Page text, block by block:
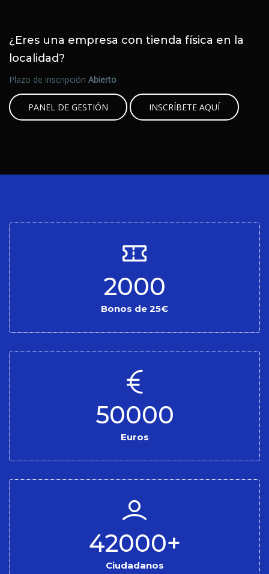
¿Eres una empresa con tienda física en la
localidad?
Plazo de inscripción Abierto
PANEL DE GESTIÓN INSCRÍBETE AQUÍ
2000
Bonos de 25€
50000
Euros
42000+
Ciudadanos